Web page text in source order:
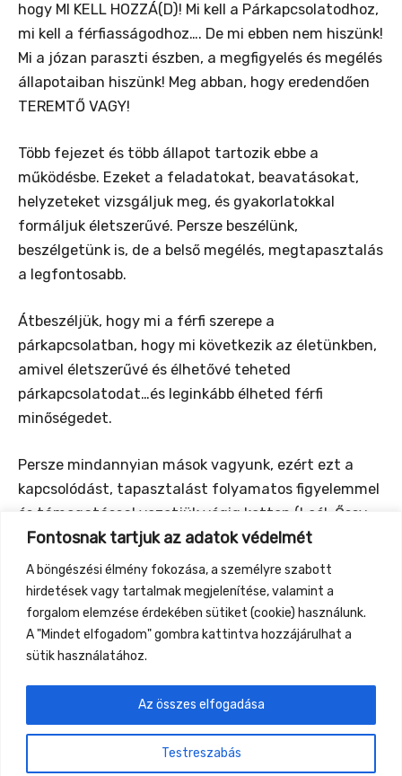
Fontosnak tartjuk az adatok védelmét
A böngészési élmény fokozása, a személyre szabott
hirdetések vagy tartalmak megjelenítése, valamint a
forgalom elemzése érdekében sütiket (cookie) használunk.
A "Mindet elfogadom" gombra kattintva hozzájárulhat a
sütik használatához.
Testreszabás
Az összes elfogadása
hogy MI KELL HOZZÁ(D)! Mi kell a Párkapcsolatodhoz,
mi kell a férfiasságodhoz…. De mi ebben nem hiszünk!
Mi a józan paraszti észben, a megfigyelés és megélés
állapotaiban hiszünk! Meg abban, hogy eredendően
TEREMTŐ VAGY!
Több fejezet és több állapot tartozik ebbe a
működésbe. Ezeket a feladatokat, beavatásokat,
helyzeteket vizsgáljuk meg, és gyakorlatokkal
formáljuk életszerűvé. Persze beszélünk,
beszélgetünk is, de a belső megélés, megtapasztalás
a legfontosabb.
Átbeszéljük, hogy mi a férfi szerepe a
párkapcsolatban, hogy mi következik az életünkben,
amivel életszerűvé és élhetővé teheted
párkapcsolatodat…és leginkább élheted férfi
minőségedet.
Persze mindannyian mások vagyunk, ezért ezt a
kapcsolódást, tapasztalást folyamatos figyelemmel
és támogatással vezetjük végig ketten (Leél-Őssy
Tamás és Deák Csaba). Ha úgy érzed, a jelenkor
párkapcsolati mintáit felül kell vizsgálni, a
működéseit meg kell újítani, akkor tarts velünk, és
legyen kézzelfogható tapasztalásod e témáról!
Previous Event
Gyüttment Találkozó, 2026. augusztus 27-30.,